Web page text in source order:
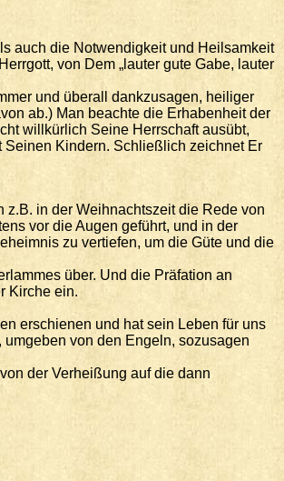
auch die Notwendigkeit und Heilsamkeit
von Dem „lauter gute Gabe, lauter
und überall dankzusagen, heiliger
ab.) Man beachte die Erhabenheit der
willkürlich Seine Herrschaft ausübt,
Seinen Kindern. Schließlich zeichnet Er
in der Weihnachtszeit die Rede von
vor die Augen geführt, und in der
zu vertiefen, um die Güte und die
über. Und die Präfation an
Kirche ein.
erschienen und hat sein Leben für uns
von den Engeln, sozusagen
der Verheißung auf die dann